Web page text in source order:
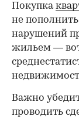
Покупка
не
нарушений
жильем —
Важно
проводить